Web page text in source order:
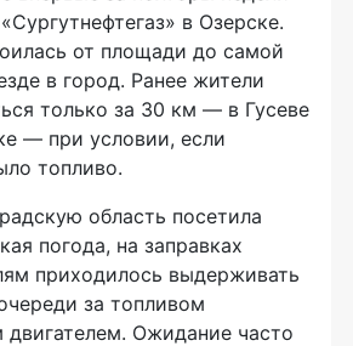
в Озерске.
от площади до самой
в город. Ранее жители
только за 30 км — в Гусеве
— при условии, если
топливо.
область посетила
погода, на заправках
приходилось выдерживать
за топливом
Ожидание часто